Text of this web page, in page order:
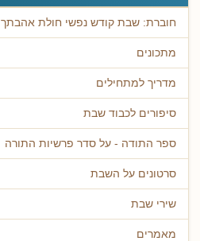
חוברת: שבת קודש נפשי חולת אהבתך
מתכונים
מדריך למתחילים
סיפורים לכבוד שבת
ספר התודה - על סדר פרשיות התורה
סרטונים על השבת
שירי שבת
מאמרים